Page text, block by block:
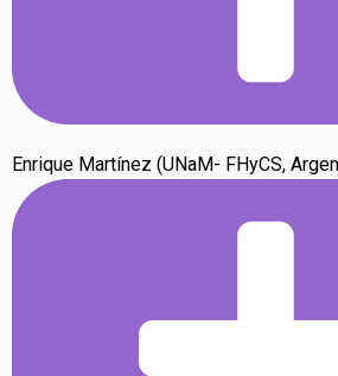
Enrique Martínez (UNaM- FHyCS,